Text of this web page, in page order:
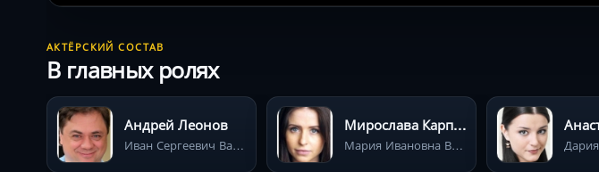
АКТЁРСКИЙ СОСТАВ
В главных ролях
Андрей Леонов
Иван Сергеевич Васнецов (отец)
Мирослава Карпович
Мария Ивановна Васнецова (Галчанская) (старшая дочь)